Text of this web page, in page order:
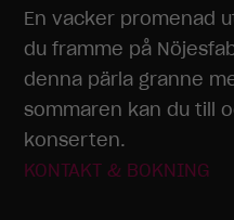
En vacker promenad
du framme på
denna pärla granne
sommaren kan du till
konserten.
KONTAKT & BOKNING